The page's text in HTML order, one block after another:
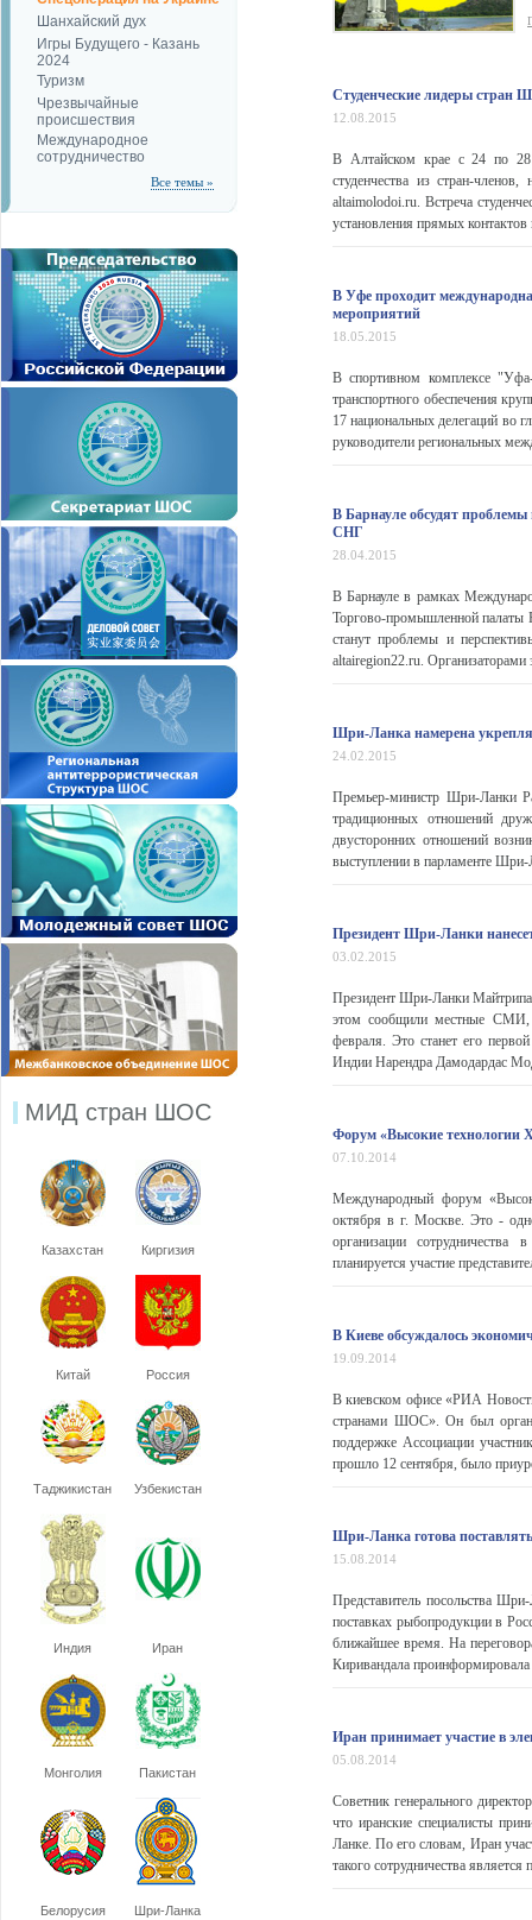
Шанхайский дух
Игры Будущего - Казань
2024
Туризм
Чрезвычайные
происшествия
Международное
сотрудничество
Все темы »
МИД стран ШОС
Казахстан Киргизия
Китай Россия
Таджикистан Узбекистан
Индия Иран
Монголия Пакистан
Белорусия Шри-Ланка
Студенческие лидеры стран
12.08.2015
В Алтайском крае с 24 по 28
студенчества из стран-
altaimolodoi.ru. Встреча
установления прямых
В Уфе проходит
мероприятий
18.05.2015
В спортивном комплексе
транспортного обеспечения
17 национальных делегаций во
руководители региональных
В Барнауле обсудят
СНГ
28.04.2015
В Барнауле в рамках
Торгово-промышленной палаты
станут проблемы и
altairegion22.ru. Организаторами
Шри-Ланка намерена
24.02.2015
Премьер-министр Шри-Ланки
традиционных отношений
двусторонних отношений
выступлении в парламенте
Президент Шри-Ланки
03.02.2015
Президент Шри-Ланки
этом сообщили местные СМИ,
февраля. Это станет его
Индии Нарендра Дамодардас
Форум «Высокие технологии
07.10.2014
Международный форум
октября в г. Москве. Это -
организации
планируется участие
В Киеве обсуждалось
19.09.2014
В киевском офисе «РИА
странами ШОС». Он был
поддержке Ассоциации
прошло 12 сентября, было
Шри-Ланка готова
15.08.2014
Представитель посольства
поставках рыбопродукции в
ближайшее время. На
Киривандала проинформировала
Иран принимает участие в
05.08.2014
Советник генерального
что иранские специалисты
Ланке. По его словам, Иран
такого сотрудничества